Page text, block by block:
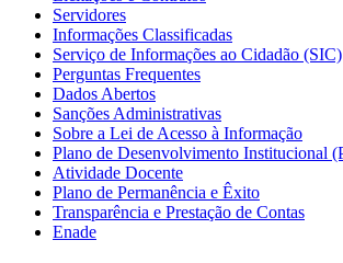
Servidores
Informações Classificadas
Serviço de Informações ao Cidadão (SIC)
Perguntas Frequentes
Dados Abertos
Sanções Administrativas
Sobre a Lei de Acesso à Informação
Plano de Desenvolvimento Institucional
Atividade Docente
Plano de Permanência e Êxito
Transparência e Prestação de Contas
Enade